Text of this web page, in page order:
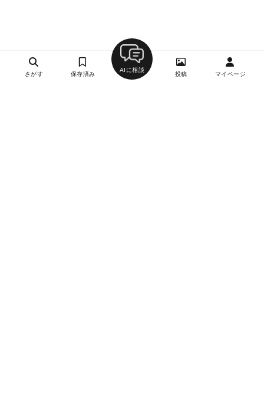
さがす 保存済み
AIに相談
投稿 マイページ